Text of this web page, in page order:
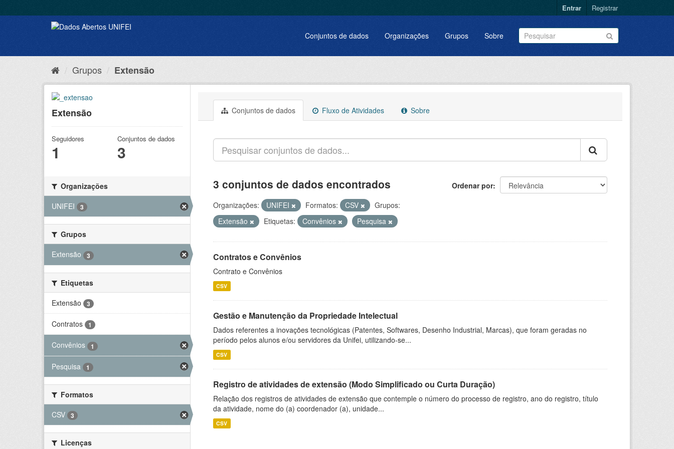
Entrar Registrar
Conjuntos de dados Organizações Grupos Sobre
Grupos Extensão
Extensão
Seguidores
1
Conjuntos de dados
3
Organizações
UNIFEI
3
Grupos
Extensão
3
Etiquetas
Extensão
3
Contratos 1
Convênios 1
Pesquisa 1
Formatos
CSV
3
Licenças
Conjuntos de dados Fluxo de Atividades Sobre
Ordenar por
3 conjuntos de dados encontrados
Organizações: UNIFEI Formatos: CSV
Grupos:
Extensão
Etiquetas: Convênios Pesquisa
Contratos e Convênios
Contrato e Convênios
CSV
Gestão e Manutenção da Propriedade Intelectual
Dados referentes a inovações tecnológicas (Patentes, Softwares, Desenho Industrial, Marcas), que foram geradas no
período pelos alunos e/ou servidores da Unifei, utilizando-se...
CSV
Registro de atividades de extensão (Modo Simplificado ou Curta Duração)
Relação dos registros de atividades de extensão que contemple o número do processo de registro, ano do registro, título
da atividade, nome do (a) coordenador (a), unidade...
CSV